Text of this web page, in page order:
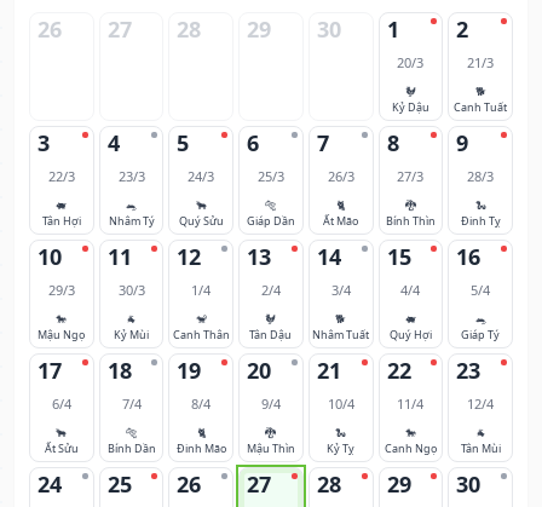
26 27 28 29 30 1
20/3
🐓
Kỷ Dậu
2
21/3
🐕
Canh Tuất
3
22/3
🐖
Tân Hợi
4
23/3
🐀
Nhâm Tý
5
24/3
🐂
Quý Sửu
6
25/3
🐅
Giáp Dần
7
26/3
🐈
Ất Mão
8
27/3
🐉
Bính Thìn
9
28/3
🐍
Đinh Tỵ
10
29/3
🐎
Mậu Ngọ
11
30/3
🐐
Kỷ Mùi
12
1/4
🐒
Canh Thân
13
2/4
🐓
Tân Dậu
14
3/4
🐕
Nhâm Tuất
15
4/4
🐖
Quý Hợi
16
5/4
🐀
Giáp Tý
17
6/4
🐂
Ất Sửu
18
7/4
🐅
Bính Dần
19
8/4
🐈
Đinh Mão
20
9/4
🐉
Mậu Thìn
21
10/4
🐍
Kỷ Tỵ
22
11/4
🐎
Canh Ngọ
23
12/4
🐐
Tân Mùi
24 25 26 27 28 29 30